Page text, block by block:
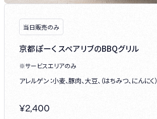
当日販売のみ
京都ぽーく スペアリブのBBQグリル
※サービスエリアのみ
アレルゲン：小麦、豚肉、大豆、（はちみつ、にんにく）
¥2,400